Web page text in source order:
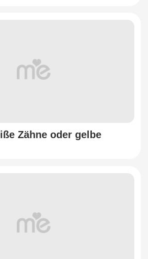
Zähne oder gelbe